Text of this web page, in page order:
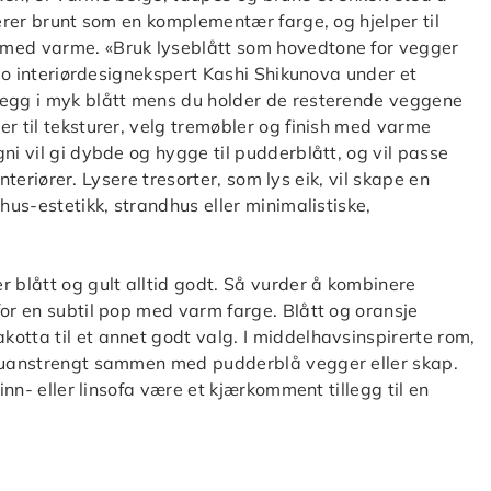
brunt som en komplementær farge, og hjelper til
varme. «Bruk lyseblått som hovedtone for vegger
interiørdesignekspert Kashi Shikunova under et
i myk blått mens du holder de resterende veggene
til teksturer, velg tremøbler og finish med varme
vil gi dybde og hygge til pudderblått, og vil passe
Lysere tresorter, som lys eik, vil skape en
estetikk, strandhus eller minimalistiske,
blått og gult alltid godt. Så vurder å kombinere
en subtil pop med varm farge. Blått og oransje
til et annet godt valg. I middelhavsinspirerte rom,
sammen med pudderblå vegger eller skap.
eller linsofa være et kjærkomment tillegg til en